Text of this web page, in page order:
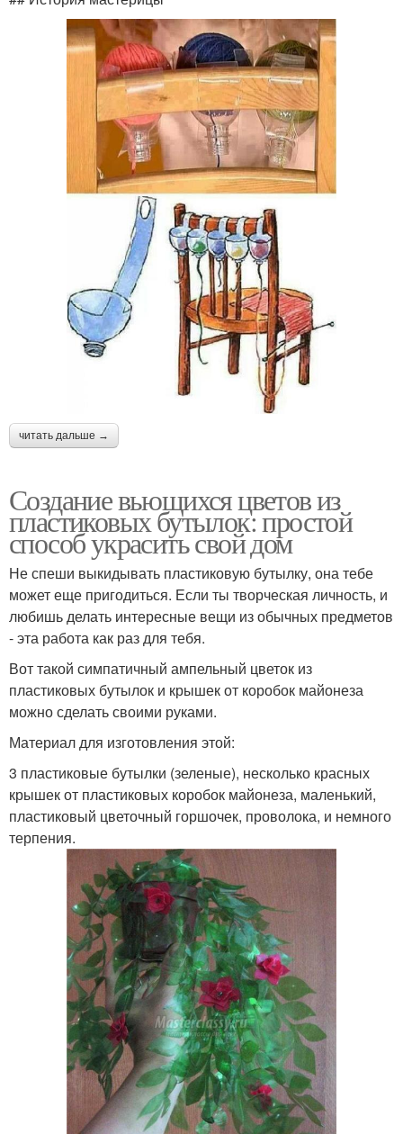
читать дальше →
Создание вьющихся цветов из
пластиковых бутылок: простой
способ украсить свой дом
Не спеши выкидывать пластиковую бутылку, она тебе
может еще пригодиться. Если ты творческая личность, и
любишь делать интересные вещи из обычных предметов
- эта работа как раз для тебя.
Вот такой симпатичный ампельный цветок из
пластиковых бутылок и крышек от коробок майонеза
можно сделать своими руками.
Материал для изготовления этой:
3 пластиковые бутылки (зеленые), несколько красных
крышек от пластиковых коробок майонеза, маленький,
пластиковый цветочный горшочек, проволока, и немного
терпения.